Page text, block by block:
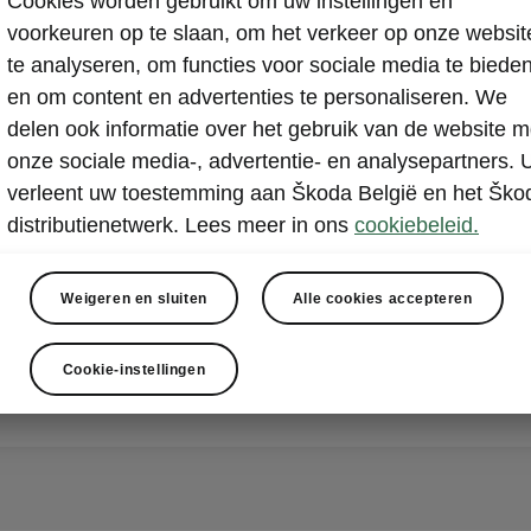
is gegarandeerd! Als uw voertuig langer dan 24
is, kunt u over een vervangwagen
specifieke behoeften kunt u op korte termijn zelfs
beschikken.
voorkeuren op te slaan, om het verkeer op onze
te analyseren, om functies voor sociale media te bieden
en om content en advertenties te personaliseren. We
delen ook informatie over het gebruik van de website
onze sociale media-, advertentie- en analysepartners.
verleent uw toestemming aan Škoda België en het
distributienetwerk. Lees meer in ons cookiebeleid.
Weigeren en sluiten Alle cookies accepteren
Cookie-instellingen